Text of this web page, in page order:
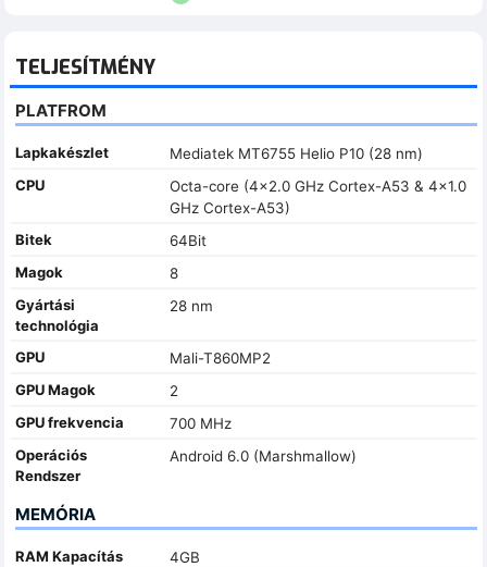
TELJESÍTMÉNY
PLATFROM
Lapkakészlet
Mediatek MT6755 Helio P10 (28 nm)
CPU
Octa-core (4x2.0 GHz Cortex-A53 & 4x1.0
GHz Cortex-A53)
Bitek
64Bit
Magok
8
Gyártási
technológia
28 nm
GPU
Mali-T860MP2
GPU Magok
2
GPU frekvencia
700 MHz
Operációs
Rendszer
Android 6.0 (Marshmallow)
MEMÓRIA
RAM Kapacítás
4GB